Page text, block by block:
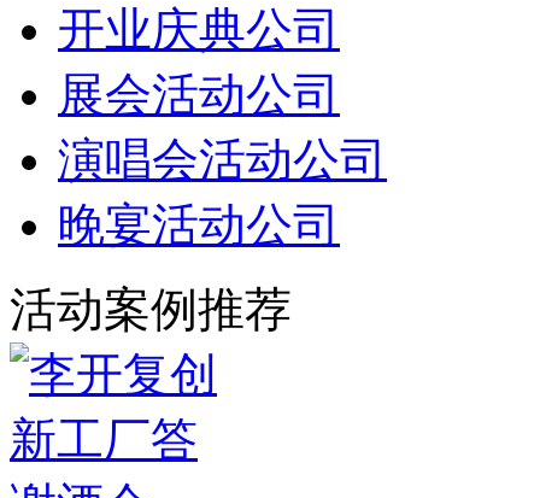
开业庆典公司
展会活动公司
演唱会活动公司
晚宴活动公司
活动案例推荐